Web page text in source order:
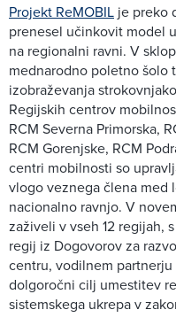
Projekt ReMOBIL je preko
prenesel učinkovit model
na regionalni ravni. V
mednarodno poletno šolo
izobraževanja
Regijskih centrov
RCM Severna Primorska,
RCM Gorenjske, RCM
centri mobilnosti so
vlogo veznega člena med
nacionalno ravnjo. V
zaživeli v vseh 12 regijah,
regij iz Dogovorov za
centru, vodilnem
dolgoročni cilj umestitev
sistemskega ukrepa v